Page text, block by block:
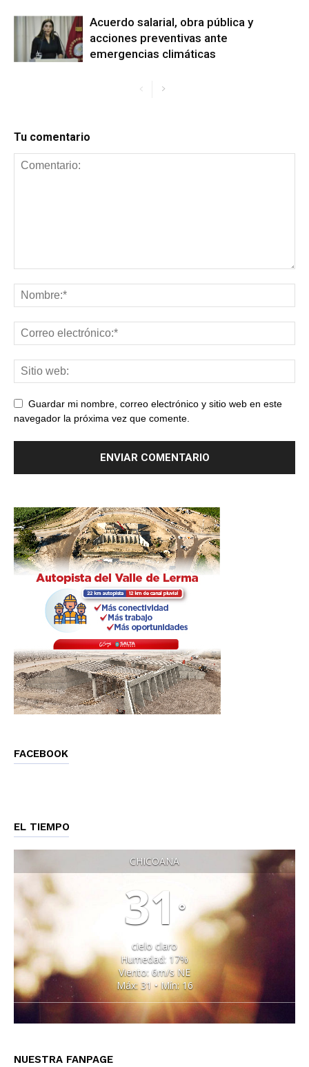
Acuerdo salarial, obra pública y
acciones preventivas ante
emergencias climáticas
Tu comentario
Guardar mi nombre, correo electrónico y sitio web en este
navegador la próxima vez que comente.
FACEBOOK
EL TIEMPO
CHICOANA
31 °
cielo claro
Humedad: 17%
Viento: 6m/s NE
Máx: 31 • Mín: 16
NUESTRA FANPAGE